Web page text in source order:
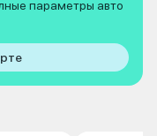
параметры авто